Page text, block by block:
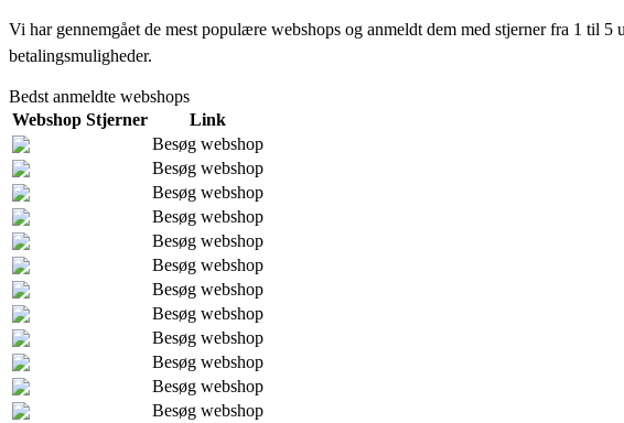
Vi har gennemgået de mest populære webshops og anmeldt dem med stjerner fra 1 til
betalingsmuligheder.
Bedst anmeldte webshops
Webshop Stjerner
Link
Besøg webshop
Besøg webshop
Besøg webshop
Besøg webshop
Besøg webshop
Besøg webshop
Besøg webshop
Besøg webshop
Besøg webshop
Besøg webshop
Besøg webshop
Besøg webshop